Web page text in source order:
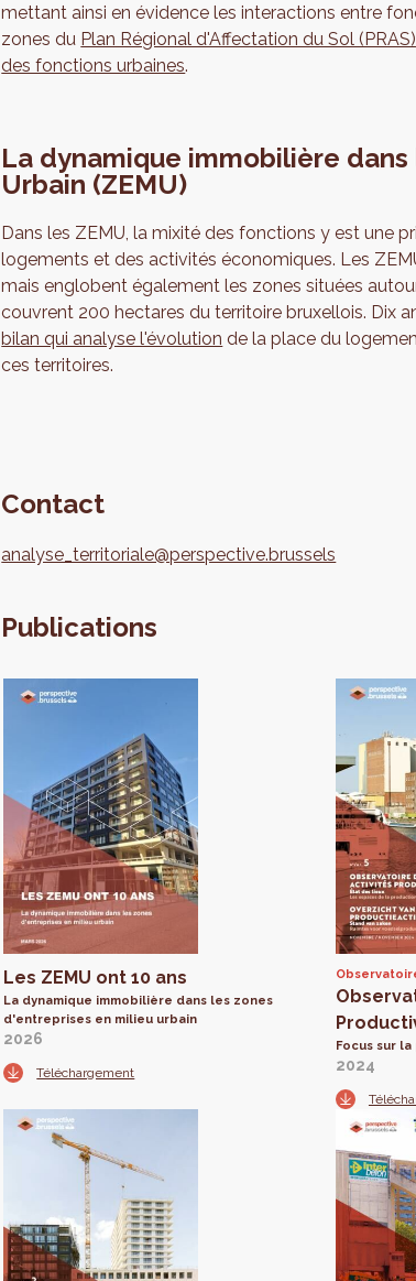
mettant ainsi en évidence les interactions entre
zones du Plan Régional d'Affectation du Sol (PRAS)
des fonctions urbaines.
La dynamique immobilière
Urbain (ZEMU)
Dans les ZEMU, la mixité des fonctions y est une
logements et des activités économiques. Les
mais englobent également les zones situées
couvrent 200 hectares du territoire bruxellois. Dix
bilan qui analyse l'évolution de la place du
ces territoires.
Contact
analyse_territoriale@perspective.brussels
Publications
Les ZEMU ont 10 ans
La dynamique immobilière dans les zones
d'entreprises en milieu urbain
2026
Téléchargement
Focus sur
2024